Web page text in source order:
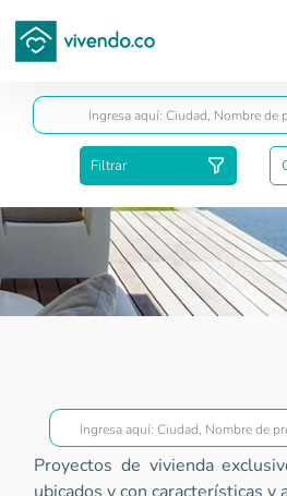
Filtrar Proyectos
Proyectos de vivienda